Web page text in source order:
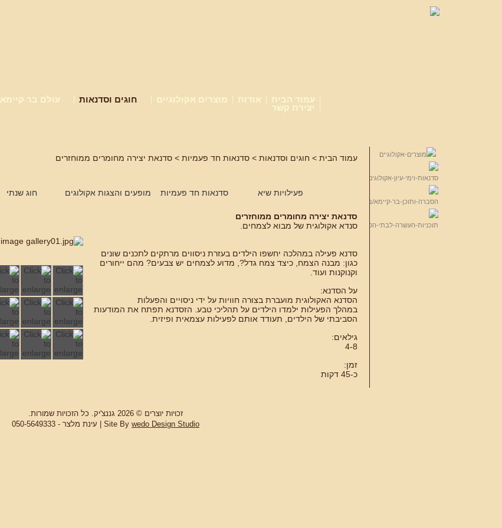
עמוד הבית אודות מוצרים אקולוגיים חוגים וסדנאות עולם בר קיימא
יצירת קשר
עמוד הבית > חוגים וסדנאות > סדנאות חד פעמיות > סדנאת יצירה מחומרים ממוחזרים
פעילויות שיא סדנאות חד פעמיות מופעים והצגות אקולוגים חוג שנתי
סדנאת יצירה מחומרים ממוחזרים
סנדא אקולוגית של מבוא לצמחים.
סדנא פעילה במהלכה יחשפו הילדים בעזרת ניסווים מרתקים לתכנים שונים
כגון: מבנה הצמח, כיצד צמח גדל?, מדוע לצמחים יש צבעים? מהם ייחורים
וקנוקנות ועוד.
על הסדנא:
הסדנא האקולוגית מועברת בצורה חוויות על ידי ניסויים והפעלות
במהלך הפעילות ילמדו הילדים על תהליכי טבע. הזסדנא תפתח את המודעות
הסביבתי של הילדים, תעודד אותם לפעילות עצמאית ופיזית.
גילאים:
4-8
זמן:
כ-45 דקות
זכויות יוצרים © 2026 גננצ'יק. כל הזכויות שמורות.
Site By wedo Design Studio | עינת מלצר - 050-5649333